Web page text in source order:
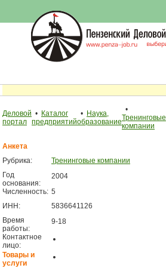
Деловой
портал
• Каталог
предприятий
• Наука,
образование
•
Тренинговые
компании
Анкета
Рубрика:
Тренинговые компании
Год
основания:
2004
Численность: 5
ИНН:
5836641126
Время
работы:
9-18
Контактное
лицо:
Товары и
услуги